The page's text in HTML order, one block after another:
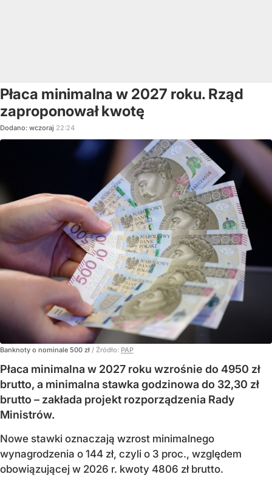
Płaca minimalna w 2027 roku. Rząd
zaproponował kwotę
Dodano: wczoraj 22:24
Banknoty o nominale 500 zł / Źródło: PAP
Płaca minimalna w 2027 roku wzrośnie do 4950 zł
brutto, a minimalna stawka godzinowa do 32,30 zł
brutto – zakłada projekt rozporządzenia Rady
Ministrów.
Nowe stawki oznaczają wzrost minimalnego
wynagrodzenia o 144 zł, czyli o 3 proc., względem
obowiązującej w 2026 r. kwoty 4806 zł brutto.